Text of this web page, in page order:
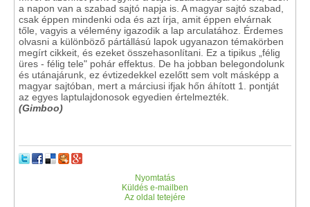
a napon van a szabad sajtó napja is. A magyar sajtó szabad,
csak éppen mindenki oda és azt írja, amit éppen elvárnak
tőle, vagyis a vélemény igazodik a lap arculatához. Érdemes
olvasni a különböző pártállású lapok ugyanazon témakörben
megírt cikkeit, és ezeket összehasonlítani. Ez a tipikus „félig
üres - félig tele" pohár effektus. De ha jobban belegondolunk
és utánajárunk, ez évtizedekkel ezelőtt sem volt másképp a
magyar sajtóban, mert a márciusi ifjak hőn áhított 1. pontját
az egyes laptulajdonosok egyedien értelmezték.
(Gimboo)
Nyomtatás
Küldés e-mailben
Az oldal tetejére